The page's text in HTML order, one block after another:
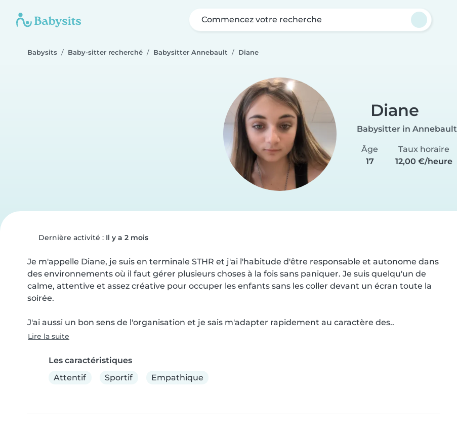
Commencez votre recherche
Babysits Baby-sitter recherché Babysitter Annebault Diane
Diane
Babysitter in Annebault
Âge
17
Taux horaire
12,00 €/heure
Dernière activité : Il y a 2 mois
Je m'appelle Diane, je suis en terminale STHR et j'ai l'habitude d'être responsable et autonome dans
des environnements où il faut gérer plusieurs choses à la fois sans paniquer. Je suis quelqu'un de
calme, attentive et assez créative pour occuper les enfants sans les coller devant un écran toute la
soirée.
J'ai aussi un bon sens de l'organisation et je sais m'adapter rapidement au caractère des..
Lire la suite
Les caractéristiques
Attentif
Sportif Empathique